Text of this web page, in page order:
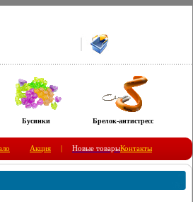
Бусинки Брелок-антистресс
Акция | Новые товарыКонтакты